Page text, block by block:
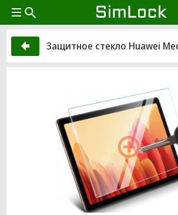
Защитное стекло Huawei